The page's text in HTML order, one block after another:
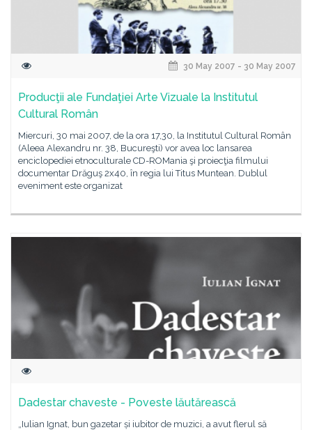
30 May 2007 - 30 May 2007
Producţii ale Fundaţiei Arte Vizuale la Institutul
Cultural Român
Miercuri, 30 mai 2007, de la ora 17,30, la Institutul Cultural Român
(Aleea Alexandru nr. 38, Bucureşti) vor avea loc lansarea
enciclopediei etnoculturale CD-ROMania şi proiecţia filmului
documentar Drăguş 2x40, în regia lui Titus Muntean. Dublul
eveniment este organizat
Dadestar chaveste - Poveste lăutărească
„Iulian Ignat, bun gazetar și iubitor de muzici, a avut flerul să